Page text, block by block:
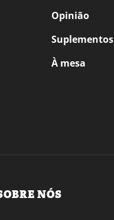
Opinião
Suplementos
À mesa
NÓS